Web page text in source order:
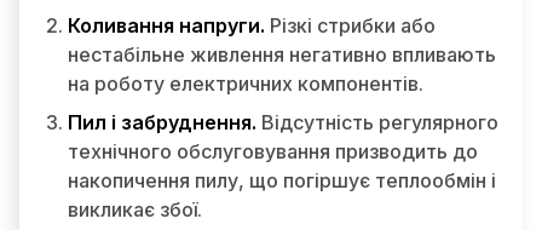
Коливання напруги. Різкі стрибки або
нестабільне живлення негативно впливають
на роботу електричних компонентів.
Пил і забруднення. Відсутність регулярного
технічного обслуговування призводить до
накопичення пилу, що погіршує теплообмін і
викликає збої.